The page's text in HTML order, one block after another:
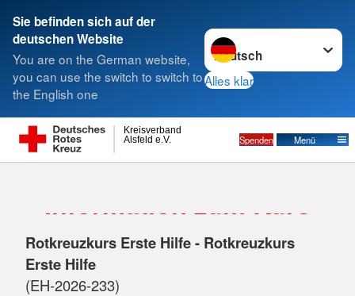
Sie befinden sich auf der
deutschen Website
You are on the German website,
you can use the switch to switch to
the English one
Sprache wechseln zu
Alles klar
Alsfeld e.V.
Kreisverband
Spenden Menü
Suche
Information zum Kurs
Rotkreuzkurs Erste Hilfe - Rotkreuzkurs
Erste Hilfe
(EH-2026-233)